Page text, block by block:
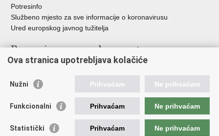
Potresinfo
Službeno mjesto za sve informacije o koronavirusu
Ured europskog javnog tužitelja
Poveznice pravosudnog sustava
Državno odvjetništvo
Ured za suzbijanje korupcije i organiziranog kriminaliteta
Državnoodvjetničko vijeće
Hrvatska odvjetnička komora
Ova stranica upotrebljava kolačiće
Nužni Prihvaćam Ne prihvaćam
Funkcionalni Prihvaćam Ne prihvaćam
Statistički Prihvaćam Ne prihvaćam